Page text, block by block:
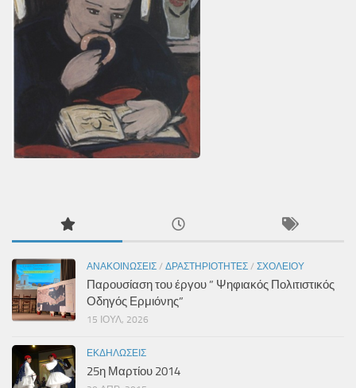
ΑΝΑΚΟΙΝΏΣΕΙΣ / ΔΡΑΣΤΗΡΙΌΤΗΤΕΣ / ΣΧΟΛΕΊΟΥ
Παρουσίαση του έργου ” Ψηφιακός Πολιτιστικός
Οδηγός Ερμιόνης”
15 ΙΟΎΛ, 2026
ΕΚΔΗΛΏΣΕΙΣ
25η Μαρτίου 2014